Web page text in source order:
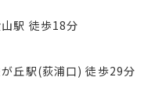
駅 徒歩18分
丘駅(荻浦口) 徒歩29分